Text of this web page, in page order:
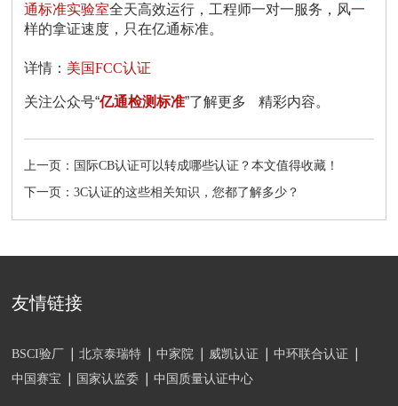
通标准实验室全天高效运行，工程师一对一服务，风一
样的拿证速度，只在亿通标准。
详情： 美国FCC认证
关注公众号“亿通检测标准”了解更多 精彩内容。
上一页：国际CB认证可以转成哪些认证？本文值得收藏！
下一页：3C认证的这些相关知识，您都了解多少？
友情链接
BSCI验厂 北京泰瑞特 中家院 威凯认证
中环联合认证
中国赛宝
国家认监委 中国质量认证中心